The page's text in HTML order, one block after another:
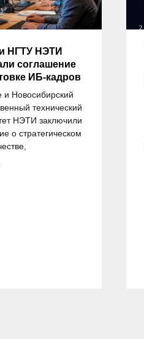
НГТУ НЭТИ
соглашение
ИБ-кадров
и Новосибирский
технический
НЭТИ заключили
о стратегическом